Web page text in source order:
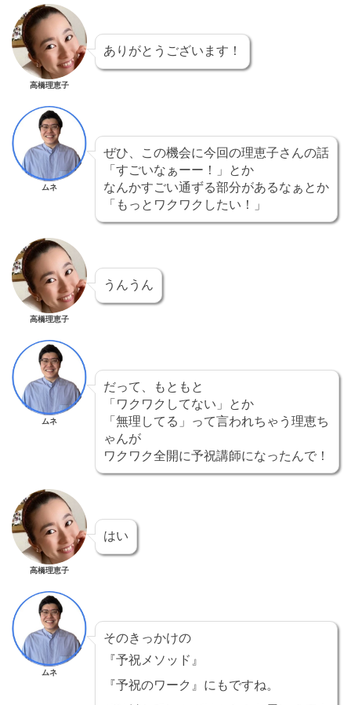
高橋理恵子
ありがとうございます！
ムネ
ぜひ、この機会に今回の理恵子さんの話
「すごいなぁーー！」とか
なんかすごい通ずる部分があるなぁとか
「もっとワクワクしたい！」
高橋理恵子
うんうん
ムネ
だって、もともと
「ワクワクしてない」とか
「無理してる」って言われちゃう理恵ち
ゃんが
ワクワク全開に予祝講師になったんで！
高橋理恵子
はい
ムネ
そのきっかけの
『予祝メソッド』
『予祝のワーク』にもですね。